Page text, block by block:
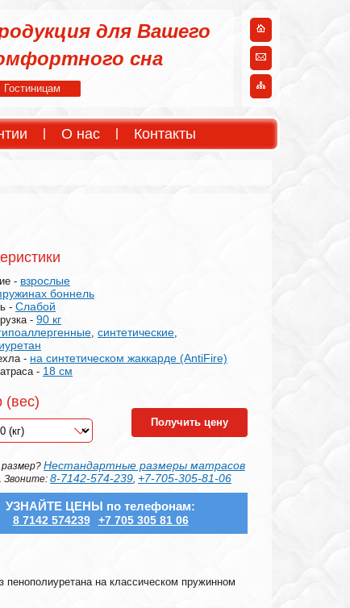
для Вашего
сна
Гостиницам
О нас Контакты
- взрослые
боннель
- Слабой
- 90 кг
, синтетические,
- на синтетическом жаккарде (AntiFire)
- 18 см
(вес)
Получить цену
Нестандартные размеры матрасов
. Звоните: 8-7142-574-239, +7-705-305-81-06
УЗНАЙТЕ ЦЕНЫ по телефонам:
8 7142 574239 +7 705 305 81 06
на классическом пружинном